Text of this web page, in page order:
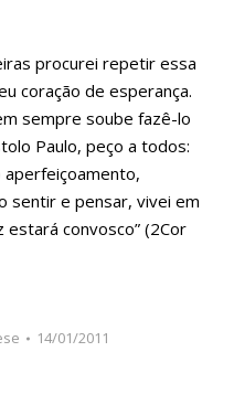
procurei repetir essa
coração de esperança.
sempre soube fazê-lo
Paulo, peço a todos:
aperfeiçoamento,
sentir e pensar, vivei em
convosco” (2Cor
14/01/2011